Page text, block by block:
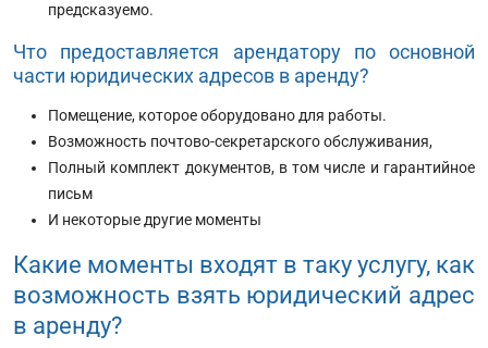
предсказуемо.
Что предоставляется арендатору по основной
части юридических адресов в аренду?
Помещение, которое оборудовано для работы.
Возможность почтово-секретарского обслуживания,
Полный комплект документов, в том числе и гарантийное
письм
И некоторые другие моменты
Какие моменты входят в таку услугу, как
возможность взять юридический адрес
в аренду?